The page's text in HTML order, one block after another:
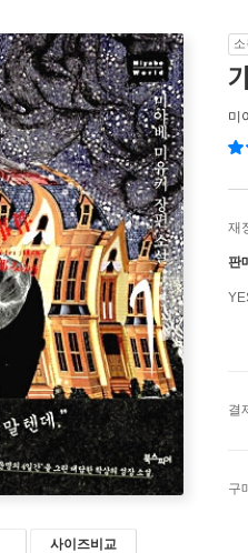
사이즈비교
미
재
판
결
구